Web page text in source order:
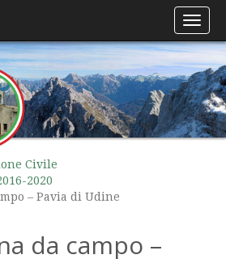
Civile
2020
– Pavia di Udine
da campo –